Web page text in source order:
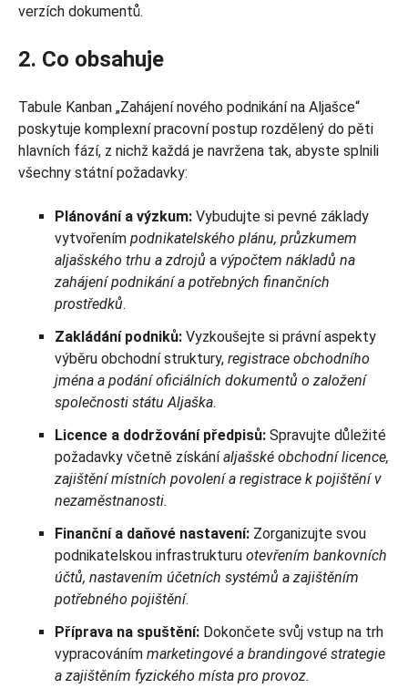
verzích dokumentů.
2. Co obsahuje
Tabule Kanban „Zahájení nového podnikání na Aljašce“
poskytuje komplexní pracovní postup rozdělený do pěti
hlavních fází, z nichž každá je navržena tak, abyste splnili
všechny státní požadavky:
Plánování a výzkum: Vybudujte si pevné základy
vytvořením podnikatelského plánu, průzkumem
aljašského trhu a zdrojů a výpočtem nákladů na
zahájení podnikání a potřebných finančních
prostředků.
Zakládání podniků: Vyzkoušejte si právní aspekty
výběru obchodní struktury, registrace obchodního
jména a podání oficiálních dokumentů o založení
společnosti státu Aljaška.
Licence a dodržování předpisů: Spravujte důležité
požadavky včetně získáníaljašské obchodní licence,
zajištění místních povolení a registrace k pojištění v
nezaměstnanosti.
Finanční a daňové nastavení: Zorganizujte svou
podnikatelskou infrastrukturu otevřením bankovních
účtů, nastavením účetních systémů a zajištěním
potřebného pojištění.
Příprava na spuštění: Dokončete svůj vstup na trh
vypracováním marketingové a brandingové strategie
a zajištěním fyzického místa pro provoz.